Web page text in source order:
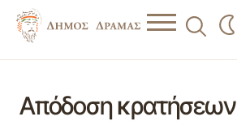
Απόδοση κρατήσεων